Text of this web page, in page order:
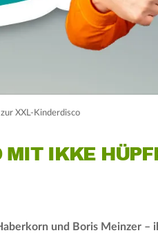
XXL-Kinderdisco
MIT IKKE
und Boris Meinzer –